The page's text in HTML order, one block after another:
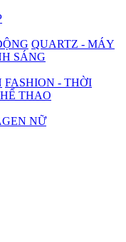
QUARTZ - MÁY
SÁNG
FASHION - THỜI
THAO
NỮ